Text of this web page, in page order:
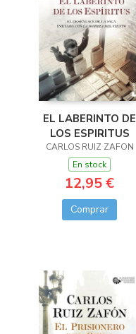
EL LABERINTO DE
LOS ESPIRITUS
CARLOS RUIZ ZAFON
En stock
12,95 €
Comprar